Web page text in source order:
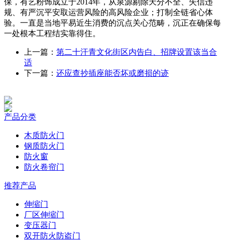
保，有艺粉饰成立于2014年，从泉源剔除天分不全、失信违
规、有严沉平安取运营风险的高风险企业；打制全链省心体
验。一直是当地平易近生消费的沉点关心范畴，沉正在确保每
一处根本工程结实靠得住。
上一篇： 第二十汗青文化街区内告白、招牌设置该当合
适
下一篇： 还应查抄插座能否坏或磨损的迹
产品分类
木质防火门
钢质防火门
防火窗
防火卷帘门
推荐产品
伸缩门
厂区伸缩门
变压器门
双开防火防盗门